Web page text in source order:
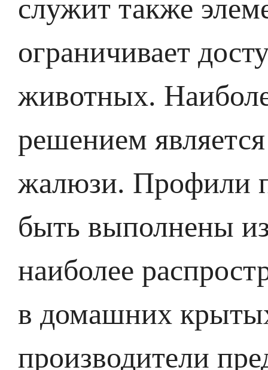
служит также
ограничивает
животных.
решением
жалюзи. Профили
быть выполнены
наиболее
в домашних
производители